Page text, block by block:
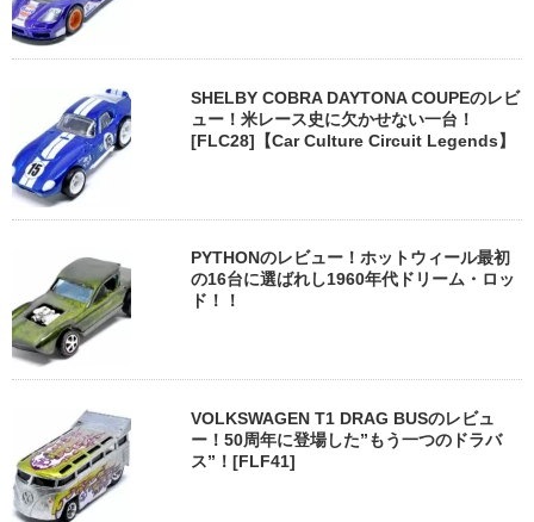
SHELBY COBRA DAYTONA COUPEのレビ
ュー！米レース史に欠かせない一台！
[FLC28]【Car Culture Circuit Legends】
PYTHONのレビュー！ホットウィール最初
の16台に選ばれし1960年代ドリーム・ロッ
ド！！
VOLKSWAGEN T1 DRAG BUSのレビュ
ー！50周年に登場した”もう一つのドラバ
ス”！[FLF41]